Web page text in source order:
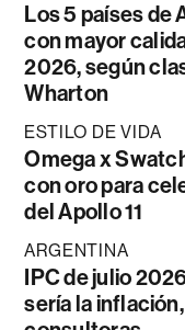
Los 5 países de
con mayor
2026, según
Wharton
ESTILO DE VIDA
Omega x
con oro para
del Apollo 11
ARGENTINA
IPC de julio
sería la